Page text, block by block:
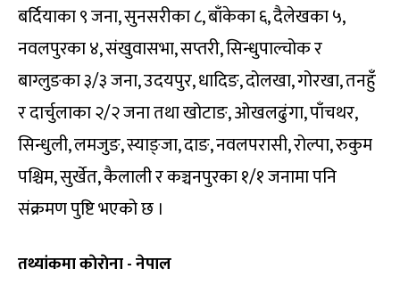
बर्दियाका ९ जना, सुनसरीका ८, बाँकेका ६, दैलेखका ५,
नवलपुरका ४, संखुवासभा, सप्तरी, सिन्धुपाल्चोक र
बाग्लुङका ३/३ जना, उदयपुर, धादिङ, दोलखा, गोरखा, तनहुँ
र दार्चुलाका २/२ जना तथा खोटाङ, ओखलढुंगा, पाँचथर,
सिन्धुली, लमजुङ, स्याङ्जा, दाङ, नवलपरासी, रोल्पा, रुकुम
पश्चिम, सुर्खेत, कैलाली र कञ्चनपुरका १/१ जनामा पनि
संक्रमण पुष्टि भएको छ ।
तथ्यांकमा काेराेना - नेपाल